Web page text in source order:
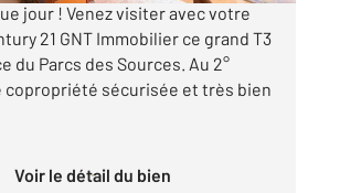
jour ! Venez visiter avec votre
21 GNT Immobilier ce grand T3
du Parcs des Sources. Au 2°
copropriété sécurisée et très bien
Voir le détail du bien